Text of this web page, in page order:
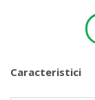
Caracteristici